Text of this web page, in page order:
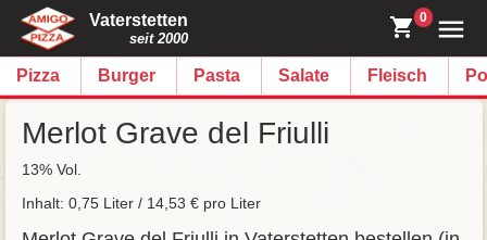
Vaterstetten
seit 2000
0
Pizza Burger Pasta Salate Fleisch
Merlot Grave del Friulli
13% Vol.
Inhalt: 0,75 Liter / 14,53 € pro Liter